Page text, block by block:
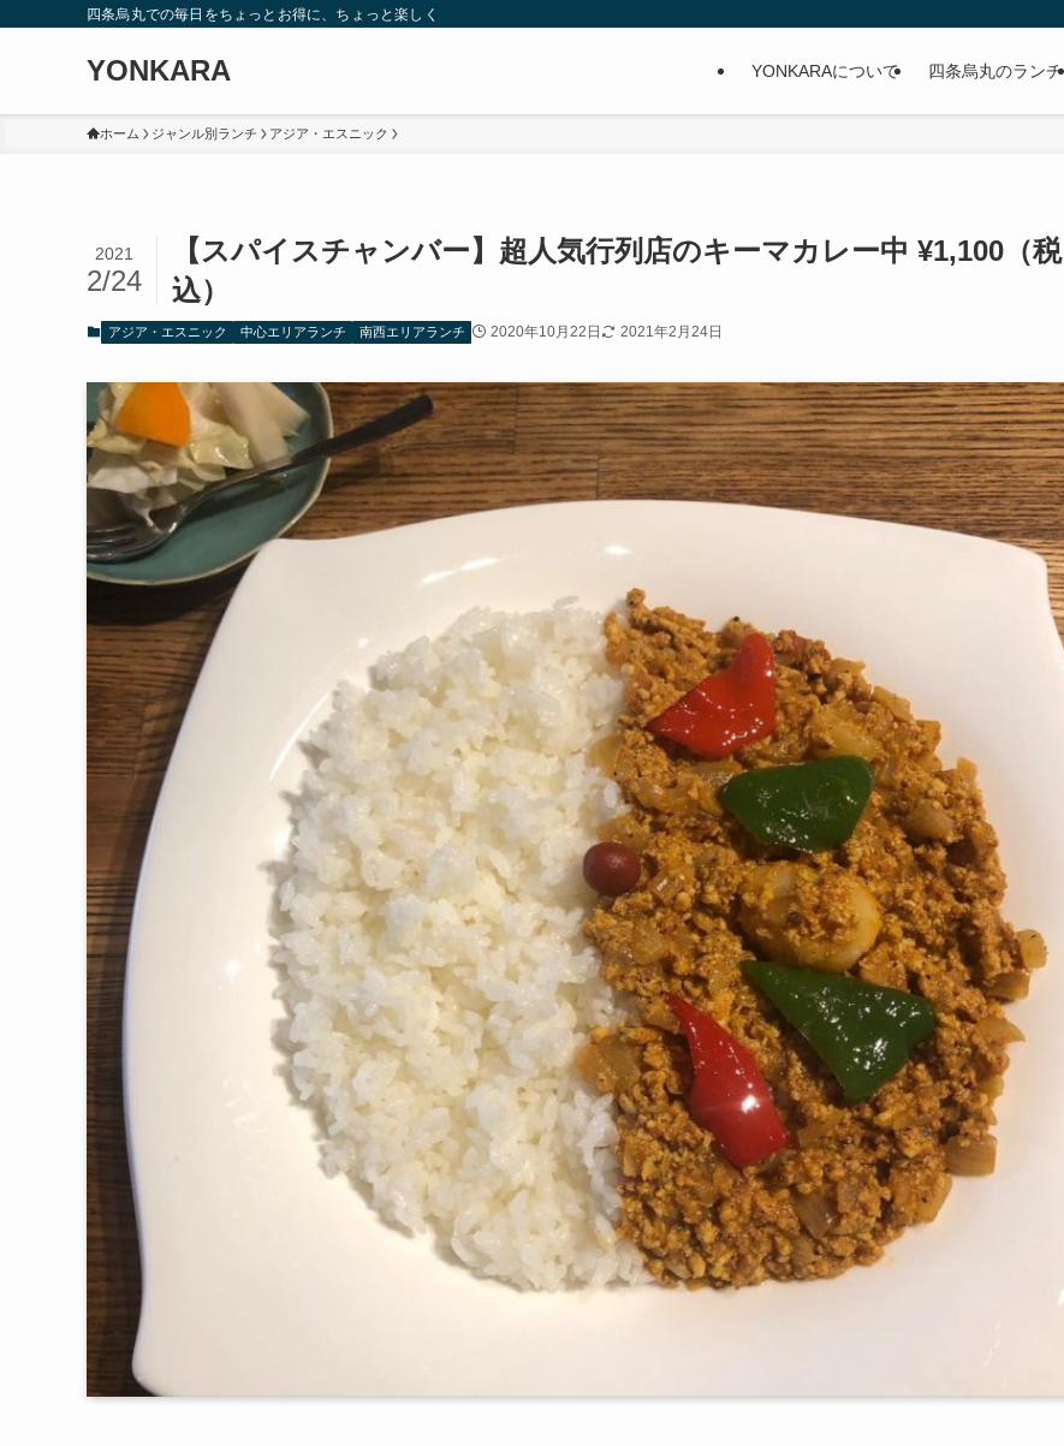
四条烏丸での毎日をちょっとお得に、ちょっと楽しく
YONKARA YONKARAについて 四条烏丸のランチ
ホーム ジャンル別ランチ アジア・エスニック
【スパイスチャンバー】超人気行列店のキーマカレー中 ¥1,100（税
込）
2021
2/24
アジア・エスニック 中心エリアランチ 南西エリアランチ 2020年10月22日 2021年2月24日